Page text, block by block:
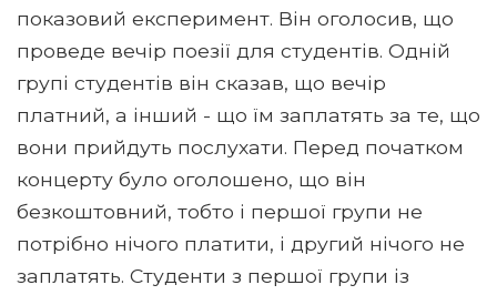
показовий експеримент. Він оголосив, що
проведе вечір поезії для студентів. Одній
групі студентів він сказав, що вечір
платний, а інший - що їм заплатять за те, що
вони прийдуть послухати. Перед початком
концерту було оголошено, що він
безкоштовний, тобто і першої групи не
потрібно нічого платити, і другий нічого не
заплатять. Студенти з першої групи із